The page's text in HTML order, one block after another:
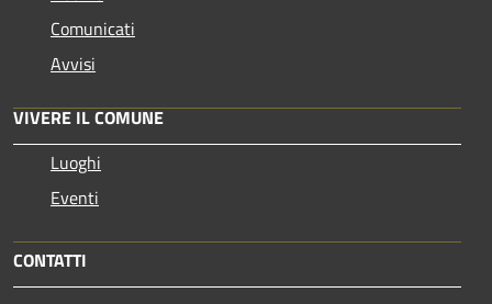
Comunicati
Avvisi
VIVERE IL COMUNE
Luoghi
Eventi
CONTATTI